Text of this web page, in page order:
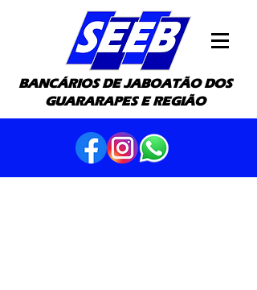
BANCÁRIOS DE JABOATÃO DOS
GUARARAPES E REGIÃO